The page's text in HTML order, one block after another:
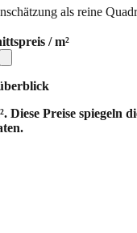
als reine
/ m²
Preise spiegeln